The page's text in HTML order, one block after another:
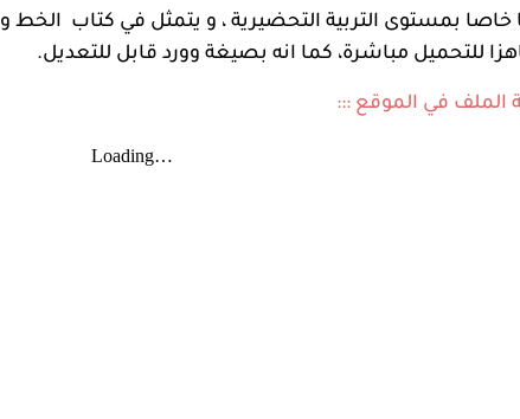
بمستوى التربية التحضيرية ، و يتمثل في كتاب الخط و
للتحميل مباشرة، كما انه بصيغة وورد قابل للتعديل.
الملف في الموقع :::